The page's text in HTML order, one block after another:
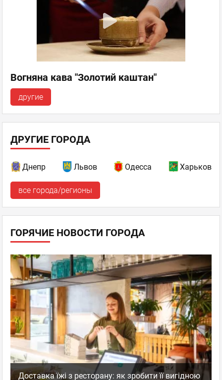
Вогняна кава "Золотий каштан"
другие
ДРУГИЕ ГОРОДА
Днепр Львов Одесса Харьков
все города/регионы
ГОРЯЧИЕ НОВОСТИ ГОРОДА
Доставка їжі з ресторану: як зробити її вигідною